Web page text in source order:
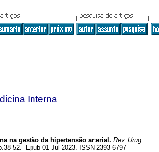
Interna
na gestão da hipertensão arterial. Rev. Urug.
52. Epub 01-Jul-2023. ISSN 2393-6797.